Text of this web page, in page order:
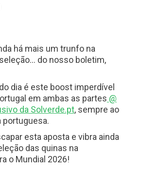
há mais um trunfo na
do nosso boletim,
dia é este boost imperdível
em ambas as partes @
da Solverde.pt, sempre ao
portuguesa.
esta aposta e vibra ainda
das quinas na
o Mundial 2026!